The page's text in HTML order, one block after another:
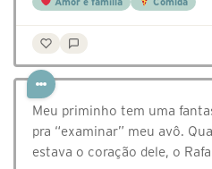
Meu priminho tem uma
pra “examinar” meu avô.
estava o coração dele, o